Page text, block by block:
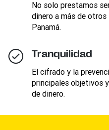
No solo prestamos
dinero a más de
Panamá.
Tranquilidad
El cifrado y la
principales objetivos
de dinero.